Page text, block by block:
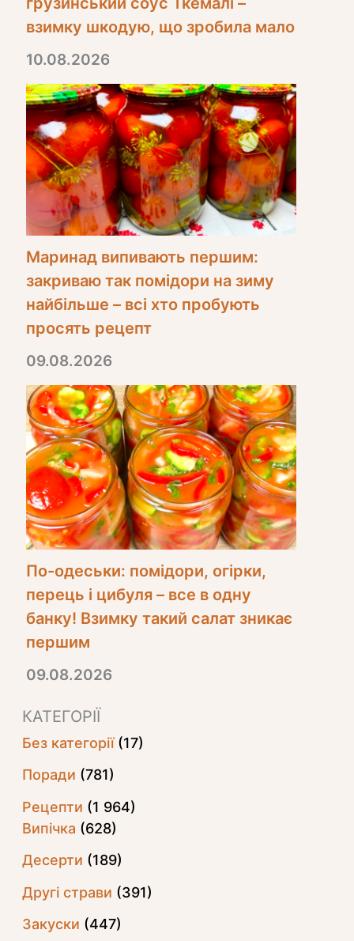
взимку шкодую, що зробила мало
10.08.2026
Маринад випивають першим:
закриваю так помідори на зиму
найбільше – всі хто пробують
просять рецепт
09.08.2026
По-одеськи: помідори, огірки,
перець і цибуля – все в одну
банку! Взимку такий салат зникає
першим
09.08.2026
КАТЕГОРІЇ
Без категорії(17)
Поради (781)
Рецепти (1 964)
Випічка (628)
Десерти (189)
Другі страви (391)
Закуски (447)